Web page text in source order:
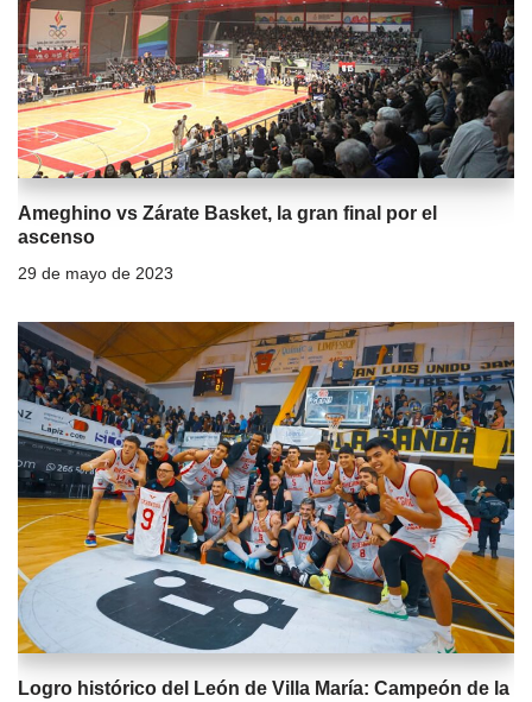
Ameghino vs Zárate Basket, la gran final por el
ascenso
29 de mayo de 2023
Logro histórico del León de Villa María: Campeón de la